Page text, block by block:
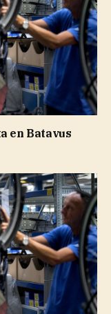
en Batavus